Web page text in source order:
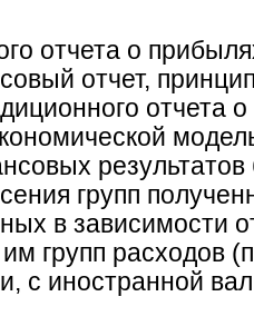
отчета о
отчет,
отчета
групп
в зависимости
групп расходов
с иностранной